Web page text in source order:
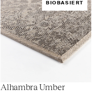
BIOBASIERT
Alhambra Umber